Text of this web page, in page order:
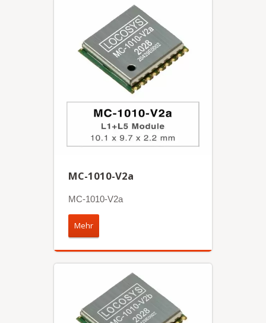
MC-1010-V2a
MC-1010-V2a
Mehr